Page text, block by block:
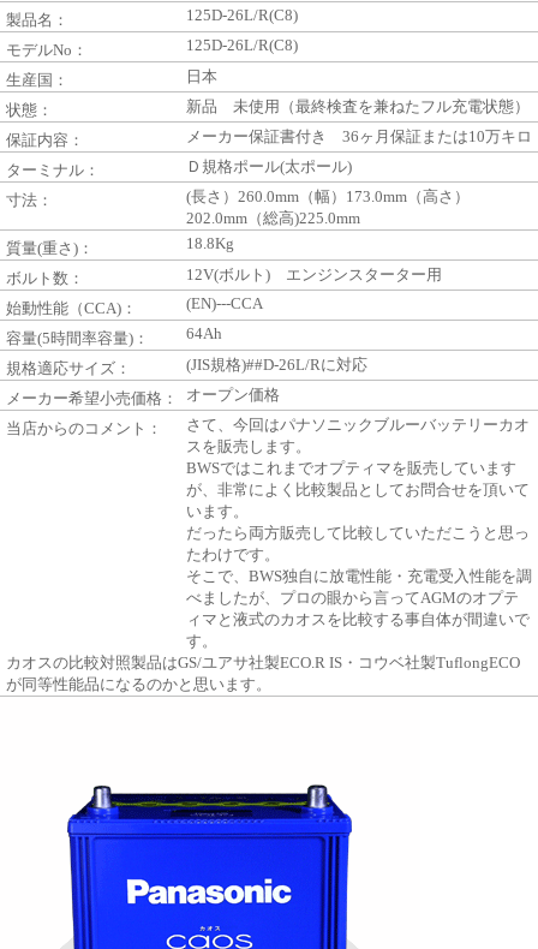
製品名：
125D-26L/R(C8)
モデルNo：
125D-26L/R(C8)
生産国：
日本
状態：
新品 未使用（最終検査を兼ねたフル充電状態）
保証内容：
メーカー保証書付き 36ヶ月保証または10万キロ
ターミナル：
Ｄ規格ポール(太ポール)
寸法：
(長さ）260.0mm（幅）173.0mm（高さ）
202.0mm（総高)225.0mm
質量(重さ)：
18.8Kg
ボルト数：
12V(ボルト) エンジンスターター用
始動性能（CCA)：
(EN)---CCA
容量(5時間率容量)：
64Ah
規格適応サイズ：
(JIS規格)##D-26L/Rに対応
メーカー希望小売価格：
オープン価格
当店からのコメント：
さて、今回はパナソニックブルーバッテリーカオ
スを販売します。
BWSではこれまでオプティマを販売しています
が、非常によく比較製品としてお問合せを頂いて
います。
だったら両方販売して比較していただこうと思っ
たわけです。
そこで、BWS独自に放電性能・充電受入性能を調
べましたが、プロの眼から言ってAGMのオプテ
ィマと液式のカオスを比較する事自体が間違いで
す。
カオスの比較対照製品はGS/ユアサ社製ECO.R IS・コウベ社製TuflongECO
が同等性能品になるのかと思います。